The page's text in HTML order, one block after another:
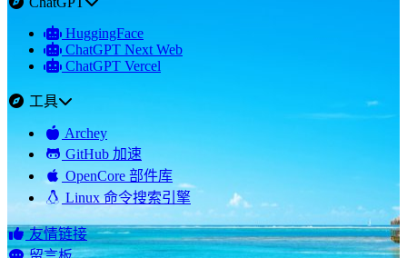
HuggingFace
ChatGPT Next Web
ChatGPT Vercel
工具
Archey
GitHub 加速
OpenCore 部件库
Linux 命令搜索引擎
友情链接